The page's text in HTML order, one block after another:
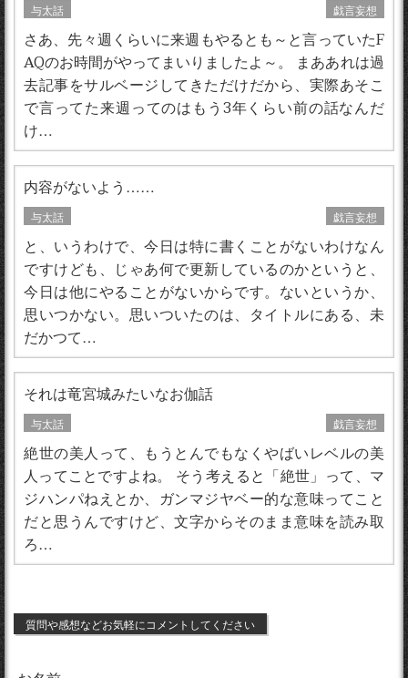
与太話 戯言妄想
さあ、先々週くらいに来週もやるとも～と言っていたF
AQのお時間がやってまいりましたよ～。 まああれは過
去記事をサルベージしてきただけだから、実際あそこ
で言ってた来週ってのはもう3年くらい前の話なんだ
け…
内容がないよう……
与太話 戯言妄想
と、いうわけで、今日は特に書くことがないわけなん
ですけども、じゃあ何で更新しているのかというと、
今日は他にやることがないからです。ないというか、
思いつかない。思いついたのは、タイトルにある、未
だかつて…
それは竜宮城みたいなお伽話
与太話 戯言妄想
絶世の美人って、もうとんでもなくやばいレベルの美
人ってことですよね。 そう考えると「絶世」って、マ
ジハンパねえとか、ガンマジヤベー的な意味ってこと
だと思うんですけど、文字からそのまま意味を読み取
ろ…
質問や感想などお気軽にコメントしてください